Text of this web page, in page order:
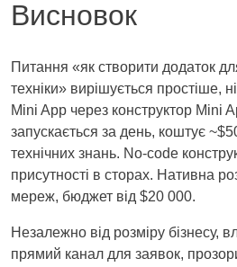
Висновок
Питання «як створити додаток
техніки» вирішується простіше,
Mini App через конструктор Mini
запускається за день, коштує
технічних знань. No‑code
присутності в сторах. Нативна
мереж, бюджет від $20 000.
Незалежно від розміру бізнесу,
прямий канал для заявок,